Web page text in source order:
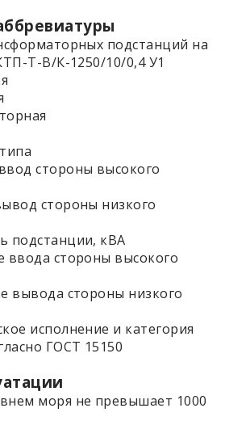
подстанций на
Т-В/К-1250/10/0,4 У1
стороны высокого
стороны низкого
подстанции, кВА
ввода стороны высокого
вывода стороны низкого
исполнение и категория
ГОСТ 15150
моря не превышает 1000